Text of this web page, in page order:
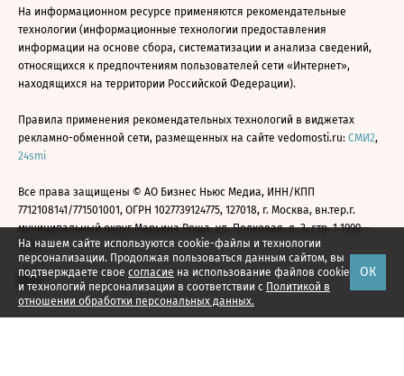
На нашем сайте используются cookie-файлы и технологии
персонализации. Продолжая пользоваться данным сайтом, вы
подтверждаете свое согласие на использование файлов cookie
и технологий персонализации в соответствии с Политикой в
отношении обработки персональных данных.
ОК
На информационном ресурсе применяются рекомендательные
технологии (информационные технологии предоставления
информации на основе сбора, систематизации и анализа сведений,
относящихся к предпочтениям пользователей сети «Интернет»,
находящихся на территории Российской Федерации).
Правила применения рекомендательных технологий в виджетах
рекламно-обменной сети, размещенных на сайте vedomosti.ru: СМИ2,
24smi
Все права защищены © АО Бизнес Ньюс Медиа, ИНН/КПП
7712108141/771501001, ОГРН 1027739124775, 127018, г. Москва, вн.тер.г.
муниципальный округ Марьина Роща, ул. Полковая, д. 3, стр. 1 1999—
2026